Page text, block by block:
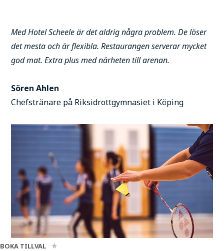
Med Hotel Scheele är det aldrig några problem. De löser
det mesta och är flexibla. Restaurangen serverar mycket
god mat. Extra plus med närheten till arenan.
Sören Ahlen
Chefstränare på Riksidrottgymnasiet i Köping
BOKA TILLVAL